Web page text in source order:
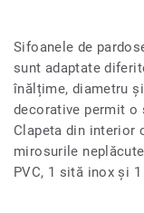
Sifoanele de
sunt adaptate
înălțime, diametru
decorative permit o
Clapeta din interior
mirosurile
PVC, 1 sită inox și